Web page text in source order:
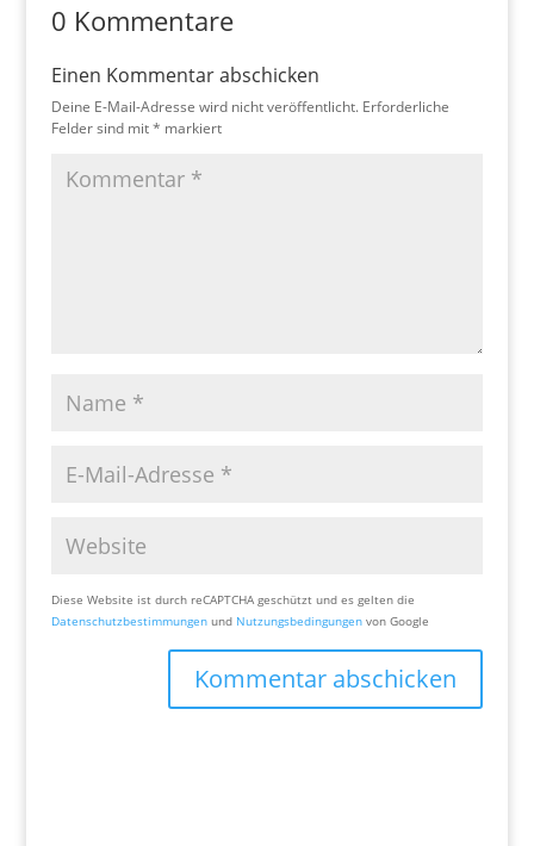
0 Kommentare
Einen Kommentar abschicken
Deine E-Mail-Adresse wird nicht veröffentlicht. Erforderliche
Felder sind mit* markiert
Diese Website ist durch reCAPTCHA geschützt und es gelten die
Datenschutzbestimmungenund Nutzungsbedingungenvon Google
Kommentar abschicken